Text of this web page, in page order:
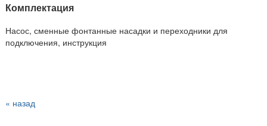
Комплектация
Насос, сменные фонтанные насадки и переходники для
подключения, инструкция
« назад